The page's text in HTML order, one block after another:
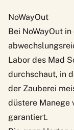
NoWayOut
Bei NoWayOut in
Labor des Mad
durchschaut, in
der Zauberei
düstere Manege
garantiert.